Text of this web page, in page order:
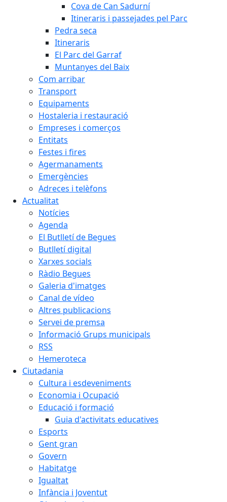
Cova de Can Sadurní
Itineraris i passejades pel Parc
Pedra seca
Itineraris
El Parc del Garraf
Muntanyes del Baix
Com arribar
Transport
Equipaments
Hostaleria i restauració
Empreses i comerços
Entitats
Festes i fires
Agermanaments
Emergències
Adreces i telèfons
Actualitat
Notícies
Agenda
El Butlletí de Begues
Butlletí digital
Xarxes socials
Ràdio Begues
Galeria d'imatges
Canal de vídeo
Altres publicacions
Servei de premsa
Informació Grups municipals
RSS
Hemeroteca
Ciutadania
Cultura i esdeveniments
Economia i Ocupació
Educació i formació
Guia d'activitats educatives
Esports
Gent gran
Govern
Habitatge
Igualtat
Infància i Joventut